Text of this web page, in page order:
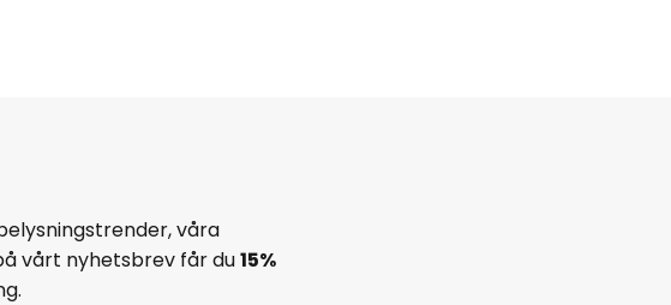
våra
vårt nyhetsbrev får du15%